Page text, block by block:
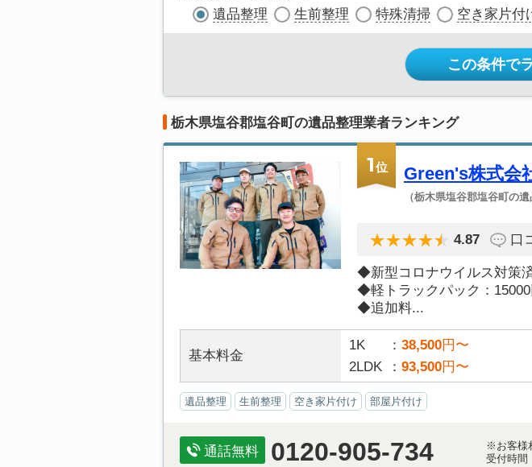
遺品整理
生前整理 特殊清掃 空き家片付
この条件で
栃木県塩谷郡塩谷町の遺品整理業者ランキング
1位 Green's株式会
（栃木県塩谷郡塩谷町の遺
4.87 口
◆新型コロナウイルス対策
◆軽トラックパック：15000
◆追加料...
基本料金
1K 38,500円〜
2LDK
93,500円〜
遺品整理 生前整理 空き家片付け 部屋片付け
通話無料 0120-905-734
※お客様
受付時間